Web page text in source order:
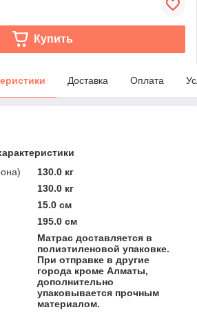
Купить
Доставка Оплата
130.0 кг
130.0 кг
15.0 см
195.0 см
Матрас доставляется в
полиэтиленовой упаковке.
При отправке в другие
города кроме Алматы,
дополнительно
упаковывается прочным
материалом.